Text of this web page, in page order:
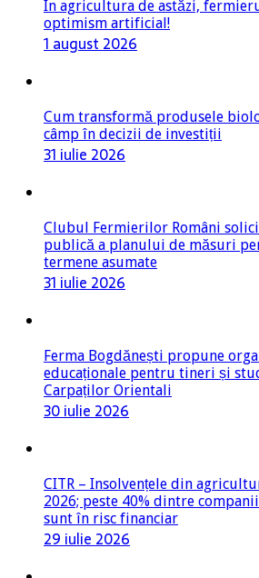
În agricultura de astăzi,
optimism artificial!
1 august 2026
Cum transformă produsele
câmp în decizii de investiții
31 iulie 2026
Clubul Fermierilor Români
publică a planului de măsuri
termene asumate
31 iulie 2026
Ferma Bogdănești propune
educaționale pentru tineri și
Carpaților Orientali
30 iulie 2026
CITR – Insolvențele din
2026; peste 40% dintre
sunt în risc financiar
29 iulie 2026